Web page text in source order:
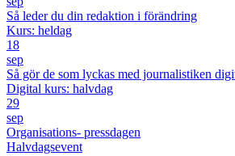
Så leder du din redaktion i förändring
Kurs: heldag
18
sep
Så gör de som lyckas med journalistiken
Digital kurs: halvdag
29
sep
Organisations- pressdagen
Halvdagsevent